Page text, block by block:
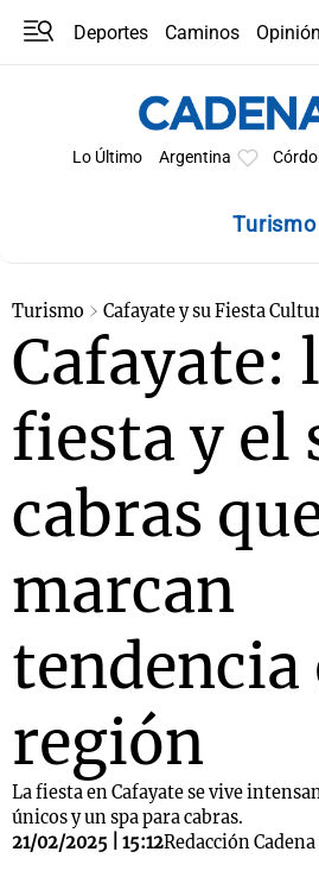
Deportes Caminos
Opinión
Lo Último Argentina
Turismo
Turismo Cafayate y su Fiesta
Cafayate:
fiesta y el
cabras
marcan
tendencia
región
La fiesta en Cafayate se vive
únicos y un spa para cabras.
21/02/2025 | 15:12Redacción Cadena